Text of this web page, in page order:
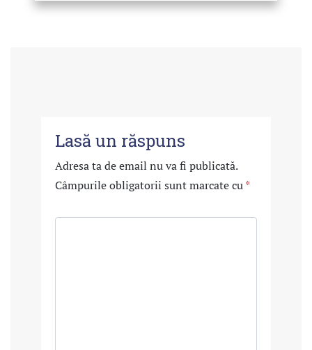
Lasă un răspuns
Adresa ta de email nu va fi publicată.
Câmpurile obligatorii sunt marcate cu*